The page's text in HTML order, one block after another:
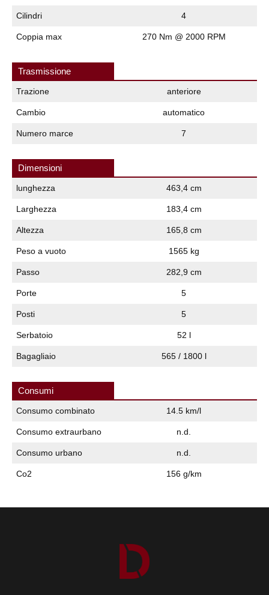
Cilindri 4
Coppia max 270 Nm @ 2000 RPM
Trasmissione
Trazione anteriore
Cambio automatico
Numero marce 7
Dimensioni
lunghezza 463,4 cm
Larghezza 183,4 cm
Altezza 165,8 cm
Peso a vuoto 1565 kg
Passo 282,9 cm
Porte 5
Posti 5
Serbatoio 52 l
Bagagliaio 565 / 1800 l
Consumi
Consumo combinato 14.5 km/l
Consumo extraurbano n.d.
Consumo urbano n.d.
Co2 156 g/km